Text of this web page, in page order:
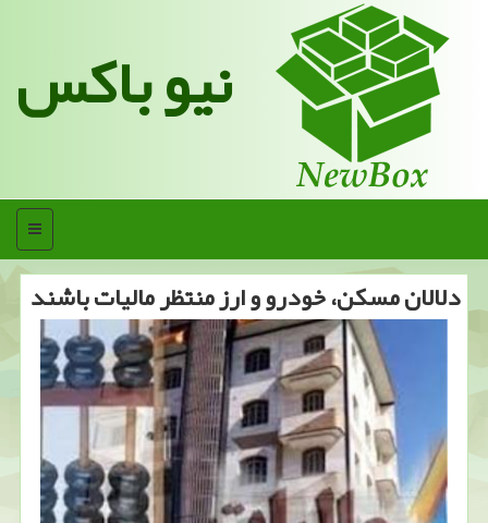
نیو باکس
منو
دلالان مسكن، خودرو و ارز منتظر مالیات باشند